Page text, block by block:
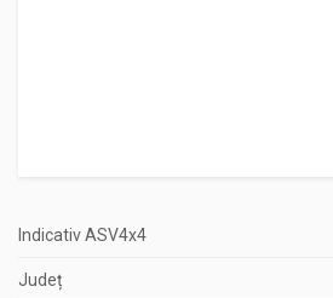
Indicativ ASV4x4
Județ